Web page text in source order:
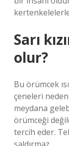
Sarı
olur?
Bu örümcek
çeneleri
meydana
örümceği
tercih eder.